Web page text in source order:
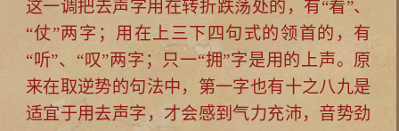
这一调把去声字用在转折跌荡处的，有“看”、
“仗”两字；用在上三下四句式的领首的，有
“听”、“叹”两字；只一“拥”字是用的上声。原
来在取逆势的句法中，第一字也有十之八九是
适宜于用去声字，才会感到气力充沛，音势劲